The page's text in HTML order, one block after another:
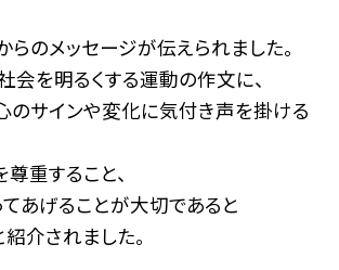
のメッセージが伝えられました。
会を明るくする運動の作文に、
のサインや変化に気付き声を掛ける
重すること、
あげることが大切であると
介されました。